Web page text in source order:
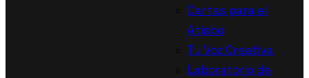
Cartas para el
Atisbo
Tu Voz Creativa
Laboratorio de